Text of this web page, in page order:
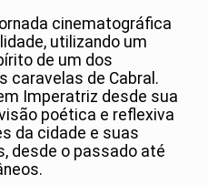
cinematográfica
utilizando um
de um dos
caravelas de Cabral.
Imperatriz desde sua
poética e reflexiva
da cidade e suas
desde o passado até